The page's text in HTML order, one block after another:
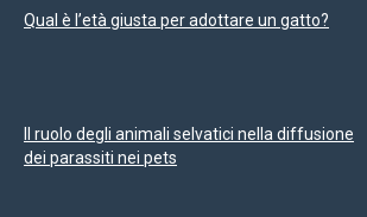
Qual è l’età giusta per adottare un gatto?
Il ruolo degli animali selvatici nella diffusione
dei parassiti nei pets